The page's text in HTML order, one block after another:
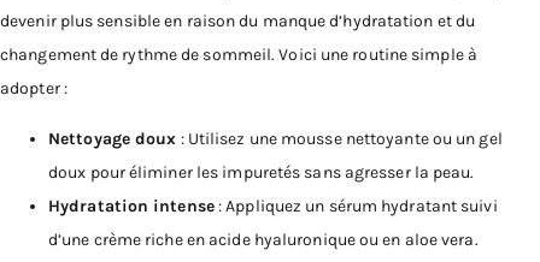
devenir plus sensible en raison du manque d’hydratation et du
changement de rythme de sommeil. Voici une routine simple à
adopter :
Nettoyage doux : Utilisez une mousse nettoyante ou un gel
doux pour éliminer les impuretés sans agresser la peau.
Hydratation intense: Appliquez un sérum hydratant suivi
d’une crème riche en acide hyaluronique ou en aloe vera.